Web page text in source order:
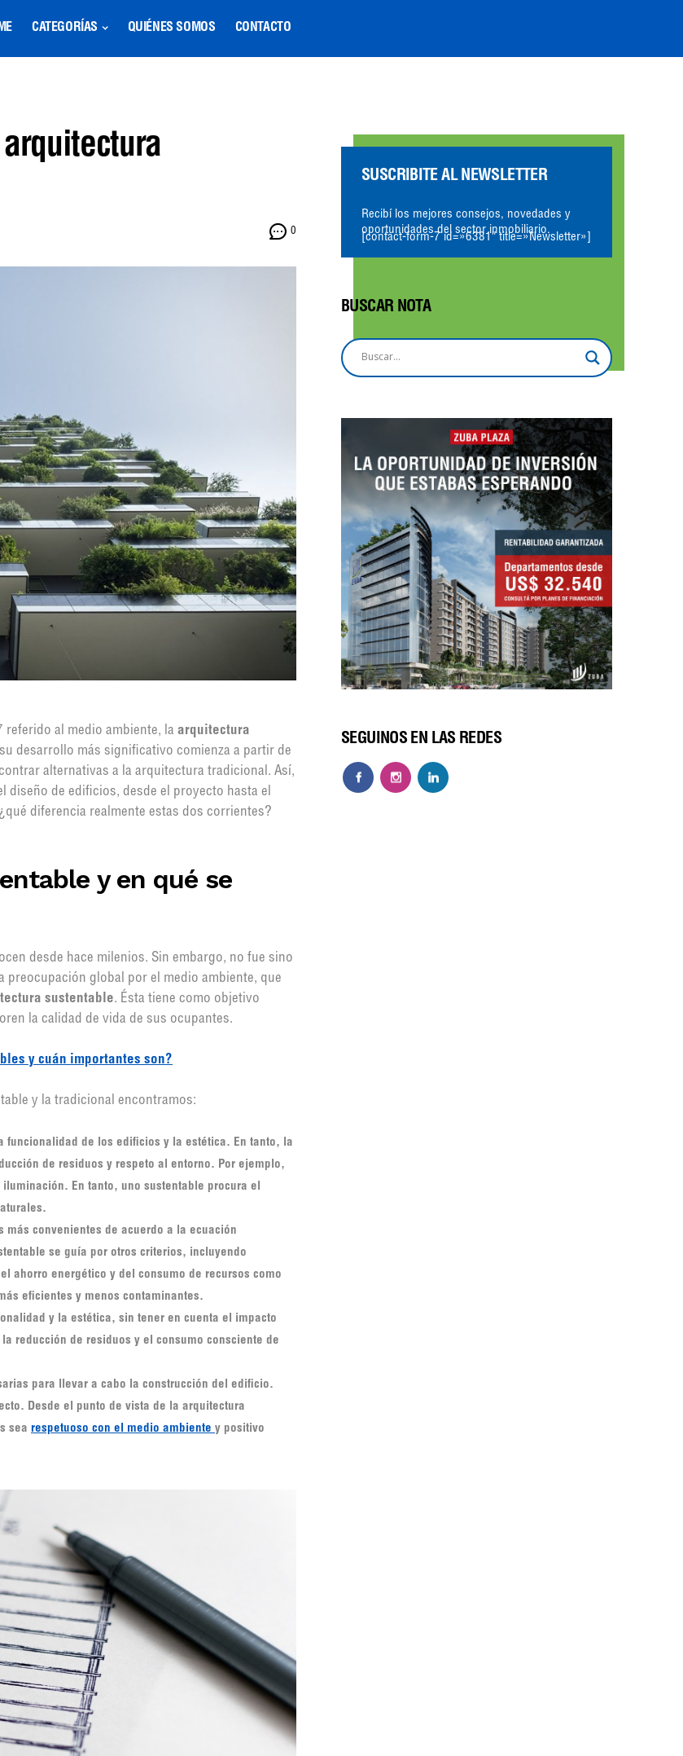
CATEGORÍAS QUIÉNES SOMOS CONTACTO
0
al medio ambiente, la arquitectura
desarrollo más significativo comienza a partir de
alternativas a la arquitectura tradicional. Así,
diseño de edificios, desde el proyecto hasta el
diferencia realmente estas dos corrientes?
y en qué se
desde hace milenios. Sin embargo, no fue sino
global por el medio ambiente, que
sustentable. Ésta tiene como objetivo
la calidad de vida de sus ocupantes.
y cuán importantes son?
y la tradicional encontramos:
de los edificios y la estética. En tanto, la
de residuos y respeto al entorno. Por ejemplo,
En tanto, uno sustentable procura el
convenientes de acuerdo a la ecuación
se guía por otros criterios, incluyendo
ahorro energético y del consumo de recursos como
eficientes y menos contaminantes.
y la estética, sin tener en cuenta el impacto
reducción de residuos y el consumo consciente de
para llevar a cabo la construcción del edificio.
Desde el punto de vista de la arquitectura
sea respetuoso con el medio ambiente y positivo
SUSCRIBITE AL NEWSLETTER
Recibí los mejores consejos, novedades y
oportunidades del sector inmobiliario.
[contact-form-7 id=»6381″ title=»Newsletter»]
BUSCAR NOTA
SEGUINOS EN LAS REDES